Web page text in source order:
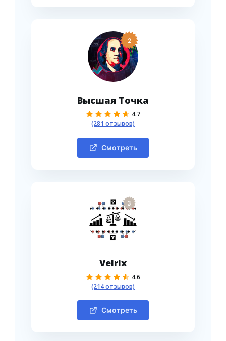
2
Высшая Точка
4.7
(281 отзывов)
Смотреть
3
Velrix
4.6
(214 отзывов)
Смотреть